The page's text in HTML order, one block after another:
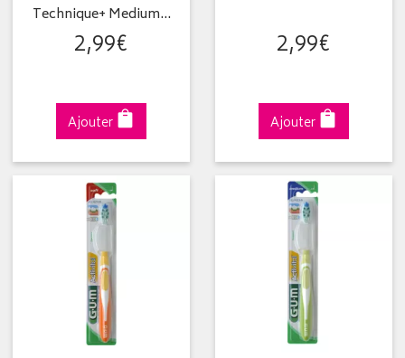
Technique+ Medium…
2,99€
Ajouter
2,99€
Ajouter